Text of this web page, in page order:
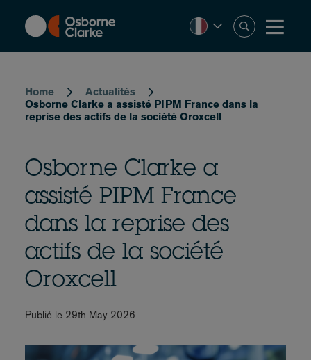
content
Home
Actualités
Osborne Clarke a assisté PIPM France dans la
reprise des actifs de la société Oroxcell
Osborne Clarke a
assisté PIPM France
dans la reprise des
actifs de la société
Oroxcell
Publié le 29th May 2026